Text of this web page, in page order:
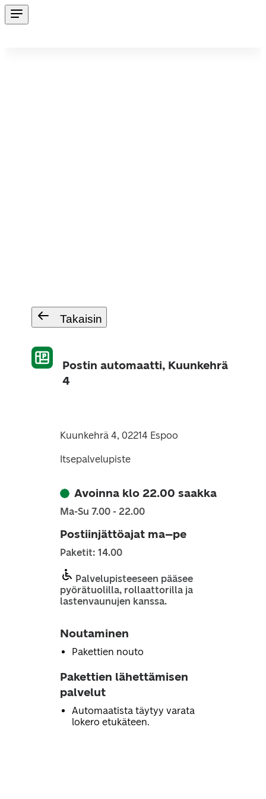
Takaisin
Postin automaatti, Kuunkehrä
4
Kuunkehrä 4, 02214 Espoo
Itsepalvelupiste
Avoinna klo 22.00 saakka
Ma-Su 7.00 - 22.00
Postiinjättöajat ma–pe
Paketit: 14.00
Palvelupisteeseen pääsee
pyörätuolilla, rollaattorilla ja
lastenvaunujen kanssa.
Noutaminen
Pakettien nouto
Pakettien lähettämisen
palvelut
Automaatista täytyy varata
lokero etukäteen.